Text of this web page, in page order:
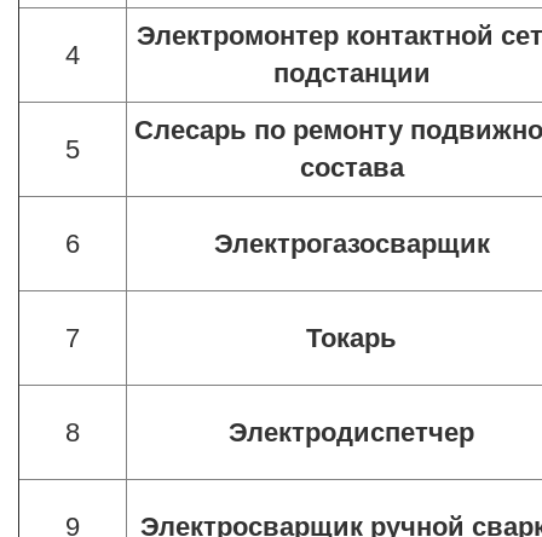
4
Электромонтер контактной
подстанции
5
Слесарь по ремонту
состава
6 Электрогазосварщик
7 Токарь
8 Электродиспетчер
9 Электросварщик ручной